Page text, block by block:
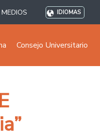
IDIOMAS
Consejo Universitario